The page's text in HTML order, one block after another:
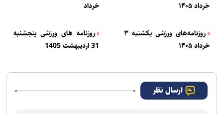
خرداد ۱۴۰۵
خرداد
روزنامه‌های ورزشی یکشنبه ۳
خرداد ۱۴۰۵
روزنامه های ورزشی پنجشنبه
31 اردیبهشت 1405
ارسال نظر